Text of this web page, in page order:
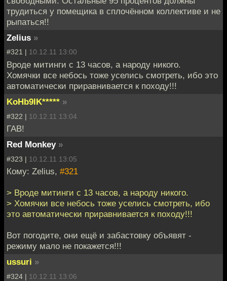
трудиться у помещика в сплочённом коллективе и не
рыпаться!!
Zelius »
#321 | 10.12.11 13:00
Вроде митинги с 13 часов, а народу никого.
Хомячки все небось тоже уселись смотреть, ибо это
автоматически приравнивается к походу!!!
KoHb9IK***** »
#322 | 10.12.11 13:04
ГАВ!
Red Monkey »
#323 | 10.12.11 13:05
Кому: Zelius, #321
> Вроде митинги с 13 часов, а народу никого.
> Хомячки все небось тоже уселись смотреть, ибо
это автоматически приравнивается к походу!!!
Вот погодите, они ещё и забастовку объявят -
режиму мало не покажется!!!
ussuri »
#324 | 10.12.11 13:06